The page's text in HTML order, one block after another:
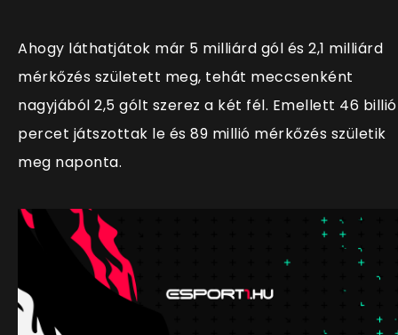
Ahogy láthatjátok már 5 milliárd gól és 2,1 milliárd
mérkőzés született meg, tehát meccsenként
nagyjából 2,5 gólt szerez a két fél. Emellett 46 billió
percet játszottak le és 89 millió mérkőzés születik
meg naponta.